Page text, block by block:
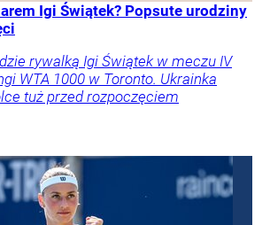
Igi Świątek? Popsute urodziny
rywalką Igi Świątek w meczu IV
WTA 1000 w Toronto. Ukrainka
tuż przed rozpoczęciem